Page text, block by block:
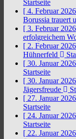
Startseite
[ 4. Februar
Borussia trauert
[ 3. Februar
erfolgreichem
[ 2. Februar
Hühnerfeld
[ 30. Januar
Startseite
[ 30. Januar
Jägersfreude
[ 27. Januar
Startseite
[ 24. Januar
Startseite
[ 22. Januar